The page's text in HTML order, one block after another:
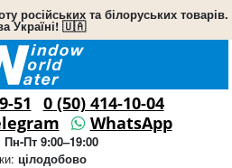
російських та білоруських товарів.
Україні! 🇺🇦
51
0 (50) 414-10-04
WhatsApp
Пн-Пт 9:00–19:00
цілодобово